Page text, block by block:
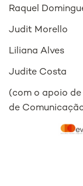
Raquel
Judit Morello
Liliana Alves
Judite Costa
(com o apoio
de